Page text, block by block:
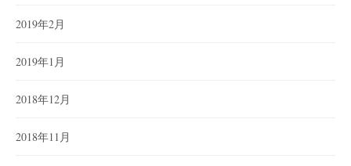
2019年2月
2019年1月
2018年12月
2018年11月